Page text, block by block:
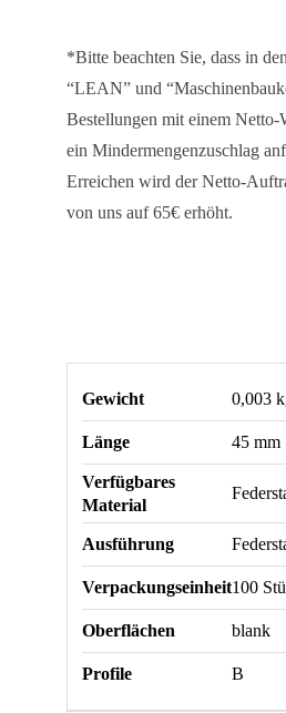
*Bitte beachten Sie, dass in
“LEAN” und
Bestellungen mit einem Netto-
ein Mindermengenzuschlag
Erreichen wird der Netto-
von uns auf 65€ erhöht.
Gewicht 0,003
Länge 45 mm
Verfügbares
Material
Ausführung
Verpackungseinheit100
Oberflächen blank
Profile B